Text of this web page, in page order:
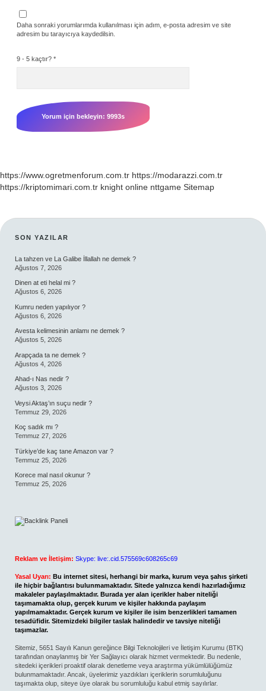
Daha sonraki yorumlarımda kullanılması için adım, e-posta adresim ve site
adresim bu tarayıcıya kaydedilsin.
9 - 5 kaçtır? *
https://www.ogretmenforum.com.tr https://modarazzi.com.tr
https://kriptomimari.com.tr knight online nttgame Sitemap
SIDEBAR
SON YAZILAR
La tahzen ve La Galibe İllallah ne demek ?
Ağustos 7, 2026
Dinen at eti helal mi ?
Ağustos 6, 2026
Kumru neden yapılıyor ?
Ağustos 6, 2026
Avesta kelimesinin anlamı ne demek ?
Ağustos 5, 2026
Arapçada ta ne demek ?
Ağustos 4, 2026
Ahad-ı Nas nedir ?
Ağustos 3, 2026
Veysi Aktaş’ın suçu nedir ?
Temmuz 29, 2026
Koç sadık mı ?
Temmuz 27, 2026
Türkiye’de kaç tane Amazon var ?
Temmuz 25, 2026
Korece mal nasıl okunur ?
Temmuz 25, 2026
Reklam ve İletişim: Skype: live:.cid.575569c608265c69
Yasal Uyarı: Bu internet sitesi, herhangi bir marka, kurum veya şahıs şirketi
ile hiçbir bağlantısı bulunmamaktadır. Sitede yalnızca kendi hazırladığımız
makaleler paylaşılmaktadır. Burada yer alan içerikler haber niteliği
taşımamakta olup, gerçek kurum ve kişiler hakkında paylaşım
yapılmamaktadır. Gerçek kurum ve kişiler ile isim benzerlikleri tamamen
tesadüfidir. Sitemizdeki bilgiler taslak halindedir ve tavsiye niteliği
taşımazlar.
Sitemiz, 5651 Sayılı Kanun gereğince Bilgi Teknolojileri ve İletişim Kurumu (BTK)
tarafından onaylanmış bir Yer Sağlayıcı olarak hizmet vermektedir. Bu nedenle,
sitedeki içerikleri proaktif olarak denetleme veya araştırma yükümlülüğümüz
bulunmamaktadır. Ancak, üyelerimiz yazdıkları içeriklerin sorumluluğunu
taşımakta olup, siteye üye olarak bu sorumluluğu kabul etmiş sayılırlar.